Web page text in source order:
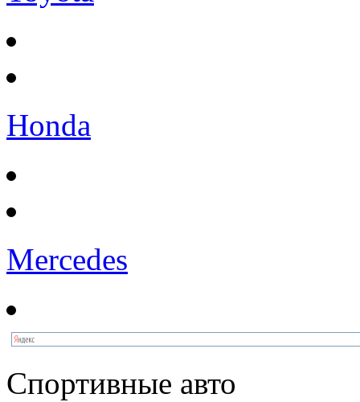
Honda
Mercedes
Спортивные авто